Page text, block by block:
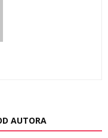
AUTORA